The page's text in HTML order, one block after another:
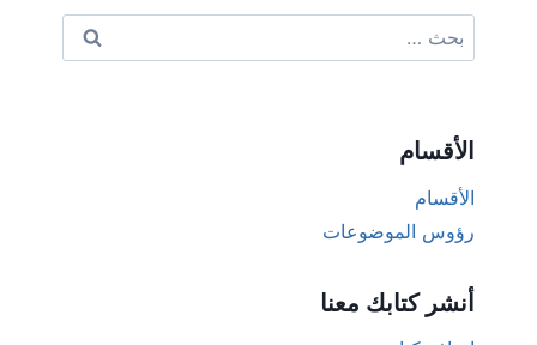
عن:
الأقسام
الأقسام
رؤوس الموضوعات
أنشر كتابك معنا